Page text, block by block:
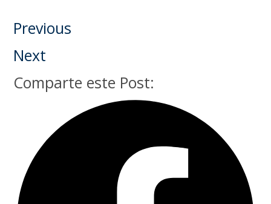
Previous
Next
Comparte este Post: